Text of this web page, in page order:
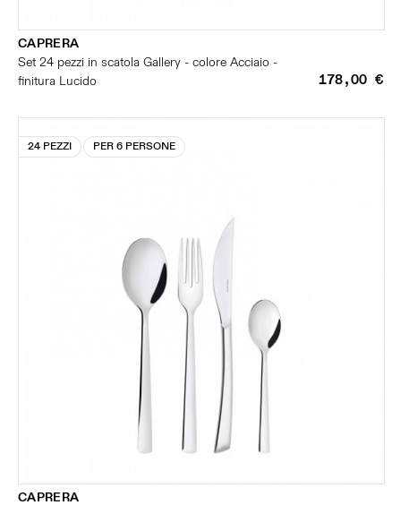
CAPRERA
Set 24 pezzi in scatola Gallery - colore Acciaio -
finitura Lucido
178,00 €
24 PEZZI PER 6 PERSONE
CAPRERA